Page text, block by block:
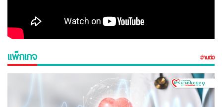
แพ็กเกจ อ่านต่อ